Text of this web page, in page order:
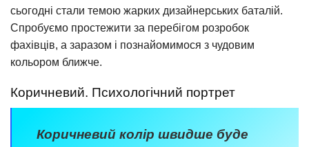
сьогодні стали темою жарких дизайнерських баталій.
Спробуємо простежити за перебігом розробок
фахівців, а заразом і познайомимося з чудовим
кольором ближче.
Коричневий. Психологічний портрет
Коричневий колір швидше буде